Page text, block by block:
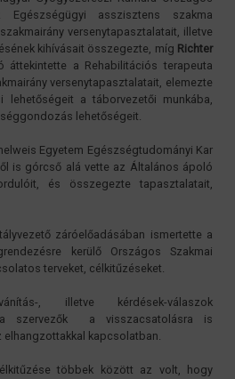
Egészségügyi asszisztens szakma
versenytapasztalatait, illetve
kihívásait összegezte, míg Richter
áttekintette a Rehabilitációs terapeuta
versenytapasztalatait, elemezte
lehetőségeit a táborvezetői munkába,
lehetőségeit.
Egyetem Egészségtudományi Kar
is górcső alá vette az Általános ápoló
és összegezte tapasztalatait,
záróelőadásában ismertette a
kerülő Országos Szakmai
terveket, célkitűzéseket.
, illetve kérdések-válaszok
a szervezők a visszacsatolásra is
kapcsolatban.
többek között az volt, hogy